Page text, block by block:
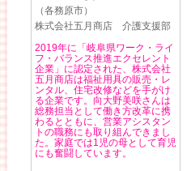
（各務原市）
株式会社五月商店 介護支援部
2019年に「岐阜県ワーク・ライ
フ・バランス推進エクセレント
企業」に認定された、株式会社
五月商店は福祉用具の販売・レ
ンタル、住宅改修などを手がけ
る企業です。向大野美咲さんは
総務担当として働き方改革に携
わるとともに、営業アシスタン
トの職務にも取り組んできまし
た。家庭では1児の母として育児
にも奮闘しています。